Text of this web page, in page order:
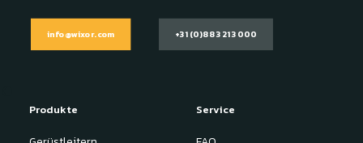
info@wixor.com +31 (0)88 321 3000
Produkte Service